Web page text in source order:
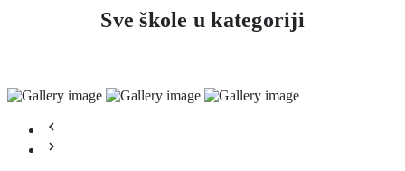
Sve škole u kategoriji